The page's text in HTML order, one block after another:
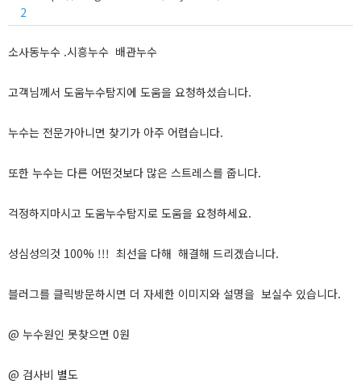
2
소사동누수 .시흥누수 배관누수
고객님께서 도움누수탐지에 도움을 요청하셨습니다.
누수는 전문가아니면 찾기가 아주 어렵습니다.
또한 누수는 다른 어떤것보다 많은 스트레스를 줍니다.
걱정하지마시고 도움누수탐지로 도움을 요청하세요.
성심성의것 100% !!! 최선을 다해 해결해 드리겠습니다.
블러그를 클릭방문하시면 더 자세한 이미지와 설명을 보실수 있습니다.
@ 누수원인 못찾으면 0원
@ 검사비 별도